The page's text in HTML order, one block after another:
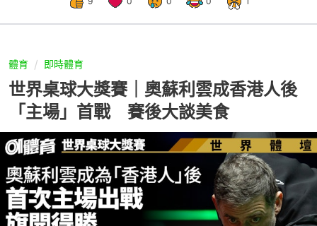
體育 即時體育
世界桌球大獎賽｜奧蘇利雲成香港人後
「主場」首戰 賽後大談美食